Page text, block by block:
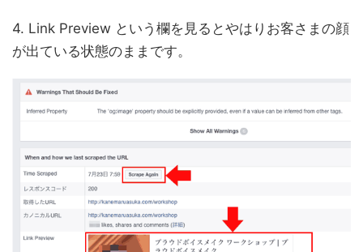
4. Link Preview という欄を見るとやはりお客さまの顔
が出ている状態のままです。